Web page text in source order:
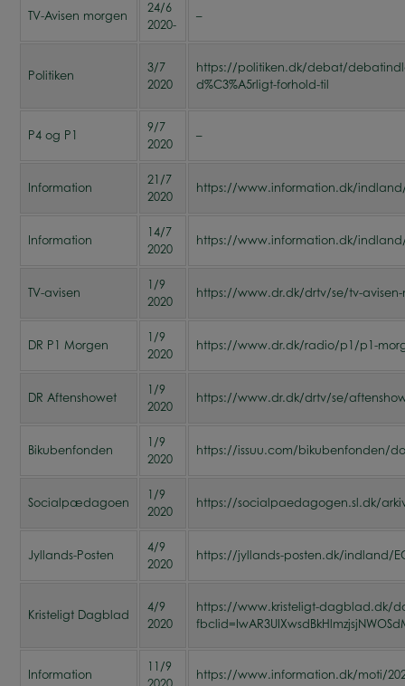
TV-Avisen morgen
24/6
2020-
–
Politiken
3/7
2020
https://politiken.dk/debat/
d%C3%A5rligt-forhold-til
P4 og P1
9/7
2020
–
Information
21/7
2020
https://www.information.dk/indland/
Information
14/7
2020
https://www.information.dk/indland/
TV-avisen
1/9
2020
https://www.dr.dk/drtv/se/tv-avisen-
DR P1 Morgen
1/9
2020
https://www.dr.dk/radio/p1/p1-
DR Aftenshowet
1/9
2020
https://www.dr.dk/drtv/se/
Bikubenfonden
1/9
2020
https://issuu.com/bikubenfonden/
Socialpædagoen
1/9
2020
https://socialpaedagogen.sl.dk/arkiv/
Jyllands-Posten
4/9
2020
https://jyllands-posten.dk/indland/
Kristeligt Dagblad
4/9
2020
https://www.kristeligt-dagblad.dk/
Information
11/9
https://www.information.dk/moti/